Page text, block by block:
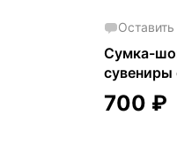
Сумка-
сувениры
700 ₽